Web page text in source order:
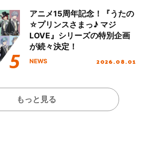
アニメ15周年記念！『うたの
☆プリンスさまっ♪ マジ
LOVE』シリーズの特別企画
が続々決定！
NEWS 2026.08.01
もっと見る